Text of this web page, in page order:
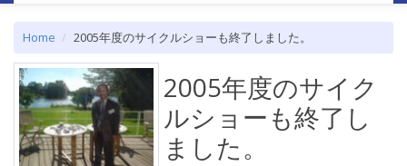
Home 2005年度のサイクルショーも終了しました。
2005年度のサイク
ルショーも終了し
ました。